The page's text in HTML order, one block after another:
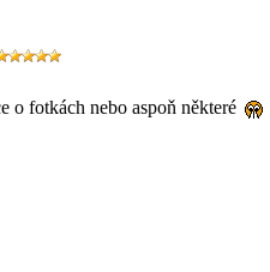
o fotkách nebo aspoň některé